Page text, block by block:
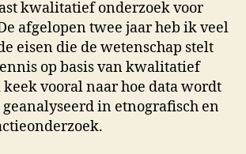
kwalitatief onderzoek voor
afgelopen twee jaar heb ik veel
eisen die de wetenschap stelt
op basis van kwalitatief
vooral naar hoe data wordt
in etnografisch en